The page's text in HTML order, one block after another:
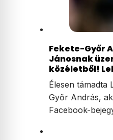
Fekete-Győr
Jánosnak
közéletből!
Élesen támadta
Győr András,
Facebook-